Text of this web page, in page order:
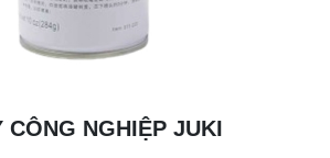
CÔNG NGHIỆP JUKI